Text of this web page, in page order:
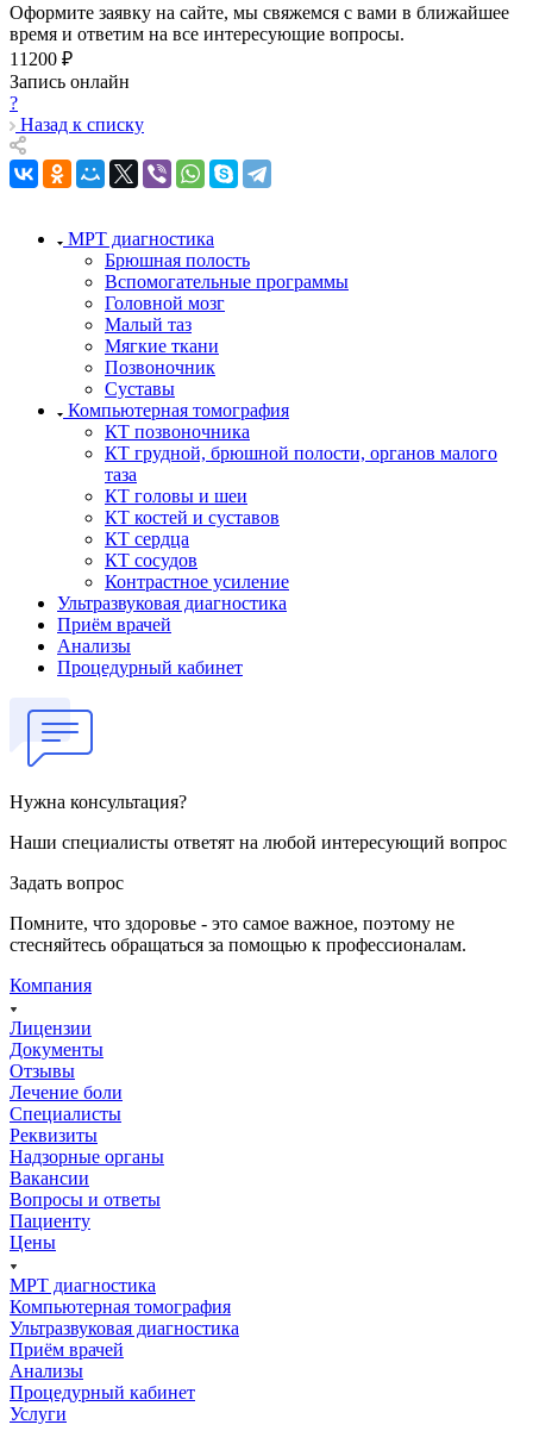
Оформите заявку на сайте, мы свяжемся с вами в ближайшее
время и ответим на все интересующие вопросы.
11200 ₽
Запись онлайн
?
Назад к списку
МРТ диагностика
Брюшная полость
Вспомогательные программы
Головной мозг
Малый таз
Мягкие ткани
Позвоночник
Суставы
Компьютерная томография
КТ позвоночника
КТ грудной, брюшной полости, органов малого
таза
КТ головы и шеи
КТ костей и суставов
КТ сердца
КТ сосудов
Контрастное усиление
Ультразвуковая диагностика
Приём врачей
Анализы
Процедурный кабинет
Нужна консультация?
Наши специалисты ответят на любой интересующий вопрос
Задать вопрос
Помните, что здоровье - это самое важное, поэтому не
стесняйтесь обращаться за помощью к профессионалам.
Компания
Лицензии
Документы
Отзывы
Лечение боли
Специалисты
Реквизиты
Надзорные органы
Вакансии
Вопросы и ответы
Пациенту
Цены
МРТ диагностика
Компьютерная томография
Ультразвуковая диагностика
Приём врачей
Анализы
Процедурный кабинет
Услуги